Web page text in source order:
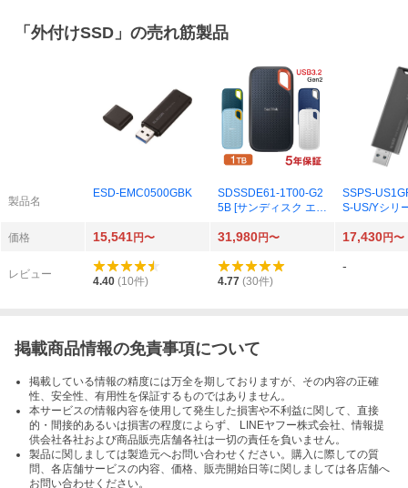
「 外付けSSD 」の売れ筋製品
製品名
ESD-EMC0500GBK
SDSSDE61-1T00-G2
5B [サンディスク エク
ルSSD 1TB スカイブ
SSPS-
S-US/Yシリ
価格 15,541円〜 31,980円〜 17,430円〜
レビュー
4.40 (10件) 4.77 (30件)
-
掲載商品情報の免責事項について
掲載している情報の精度には万全を期しておりますが、その内容の正確
性、安全性、有用性を保証するものではありません。
本サービスの情報内容を使用して発生した損害や不利益に関して、直接
的・間接的あるいは損害の程度によらず、 LINEヤフー株式会社、情報提
供会社各社および商品販売店舗各社は一切の責任を負いません。
製品に関しましては製造元へお問い合わせください。購入に際しての質
問、各店舗サービスの内容、価格、販売開始日等に関しましては各店舗へ
お問い合わせください。